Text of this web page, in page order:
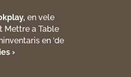
en vele
Mettre a Table
en ‘de
›